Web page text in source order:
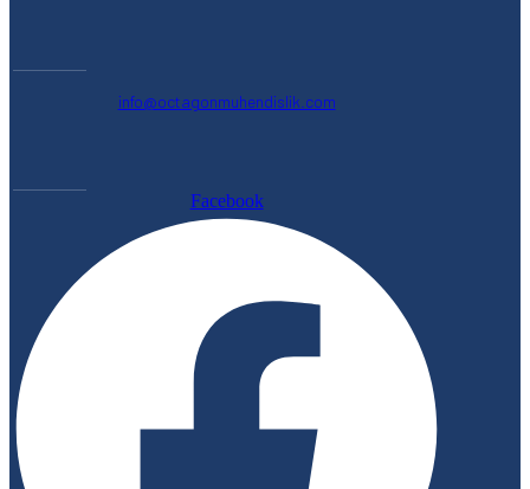
info@octagonmuhendislik.com
Facebook